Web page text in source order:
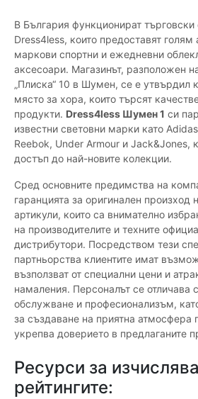
В България функционират търговски
Dress4less, които предоставят голям
маркови спортни и ежедневни
аксесоари. Магазинът, разположен
„Плиска“ 10 в Шумен, се е утвърдил
място за хора, които търсят
продукти. Dress4less Шумен 1 си
известни световни марки като
Reebok, Under Armour и Jack&Jones,
достъп до най-новите колекции.
Сред основните предимства на
гаранцията за оригинален произход
артикули, които са внимателно
на производителите и техните
дистрибутори. Посредством тези
партньорства клиентите имат
възползват от специални цени и
намаления. Персоналът се отличава
обслужване и професионализъм,
за създаване на приятна атмосфера
укрепва доверието в предлаганите
Ресурси за
рейтингите: